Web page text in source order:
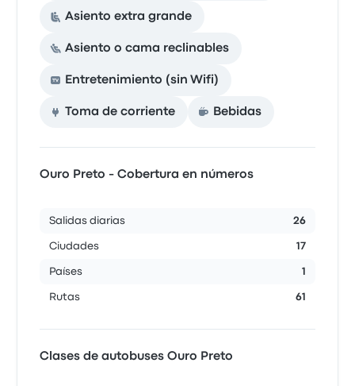
Asiento extra grande
Asiento o cama reclinables
Entretenimiento (sin Wifi)
Toma de corriente Bebidas
Ouro Preto - Cobertura en números
Salidas diarias 26
Ciudades 17
Países 1
Rutas 61
Clases de autobuses Ouro Preto